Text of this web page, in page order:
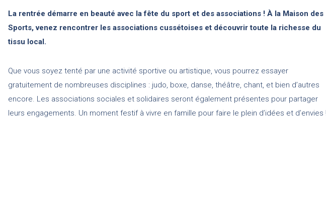
La rentrée démarre en beauté avec la fête du sport et des associations ! À la Maison des
Sports, venez rencontrer les associations cussétoises et découvrir toute la richesse du
tissu local.
Que vous soyez tenté par une activité sportive ou artistique, vous pourrez essayer
gratuitement de nombreuses disciplines : judo, boxe, danse, théâtre, chant, et bien d’autres
encore. Les associations sociales et solidaires seront également présentes pour partager
leurs engagements. Un moment festif à vivre en famille pour faire le plein d’idées et d’envies